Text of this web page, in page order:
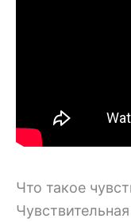
Что такое